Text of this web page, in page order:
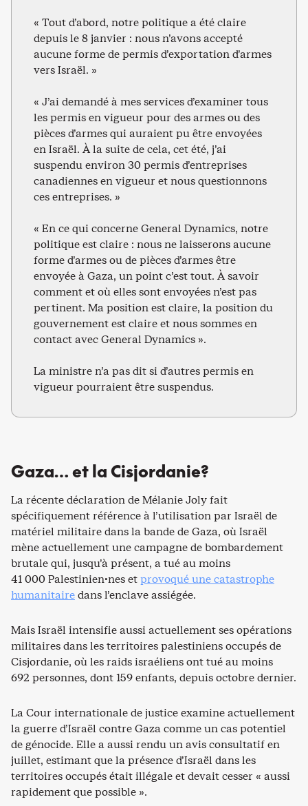
« Tout d’abord, notre politique a été claire
depuis le 8 janvier : nous n’avons accepté
aucune forme de permis d’exportation d’armes
vers Israël. »
« J’ai demandé à mes services d’examiner tous
les permis en vigueur pour des armes ou des
pièces d’armes qui auraient pu être envoyées
en Israël. À la suite de cela, cet été, j’ai
suspendu environ 30 permis d’entreprises
canadiennes en vigueur et nous questionnons
ces entreprises. »
« En ce qui concerne General Dynamics, notre
politique est claire : nous ne laisserons aucune
forme d’armes ou de pièces d’armes être
envoyée à Gaza, un point c’est tout. À savoir
comment et où elles sont envoyées n’est pas
pertinent. Ma position est claire, la position du
gouvernement est claire et nous sommes en
contact avec General Dynamics ».
La ministre n’a pas dit si d’autres permis en
vigueur pourraient être suspendus.
Gaza… et la Cisjordanie?
La récente déclaration de Mélanie Joly fait
spécifiquement référence à l’utilisation par Israël de
matériel militaire dans la bande de Gaza, où Israël
mène actuellement une campagne de bombardement
brutale qui, jusqu’à présent, a tué au moins
41 000 Palestinien·nes etprovoqué une catastrophe
humanitairedans l’enclave assiégée.
Mais Israël intensifie aussi actuellement ses opérations
militaires dans les territoires palestiniens occupés de
Cisjordanie, où les raids israéliens ont tué au moins
692 personnes, dont 159 enfants, depuis octobre dernier.
La Cour internationale de justice examine actuellement
la guerre d’Israël contre Gaza comme un cas potentiel
de génocide. Elle a aussi rendu un avis consultatif en
juillet, estimant que la présence d’Israël dans les
territoires occupés était illégale et devait cesser « aussi
rapidement que possible ».